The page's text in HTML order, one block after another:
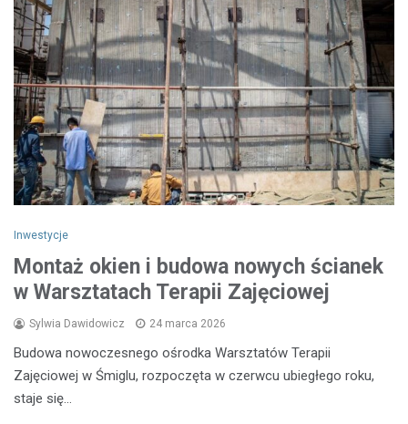
Inwestycje
Montaż okien i budowa nowych ścianek
w Warsztatach Terapii Zajęciowej
Sylwia Dawidowicz 24 marca 2026
Budowa nowoczesnego ośrodka Warsztatów Terapii
Zajęciowej w Śmiglu, rozpoczęta w czerwcu ubiegłego roku,
staje się…